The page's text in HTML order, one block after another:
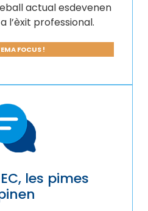
actual esdevenen
l’èxit professional.
FOCUS !
les pimes